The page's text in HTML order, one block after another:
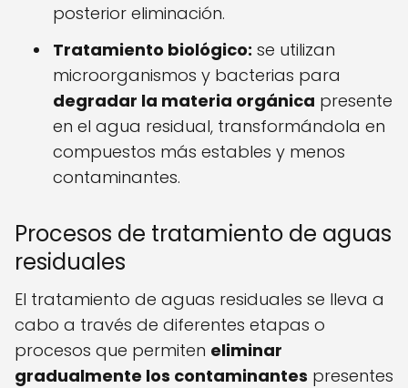
posterior eliminación.
Tratamiento biológico: se utilizan
microorganismos y bacterias para
degradar la materia orgánica presente
en el agua residual, transformándola en
compuestos más estables y menos
contaminantes.
Procesos de tratamiento de aguas
residuales
El tratamiento de aguas residuales se lleva a
cabo a través de diferentes etapas o
procesos que permiten eliminar
gradualmente los contaminantes presentes